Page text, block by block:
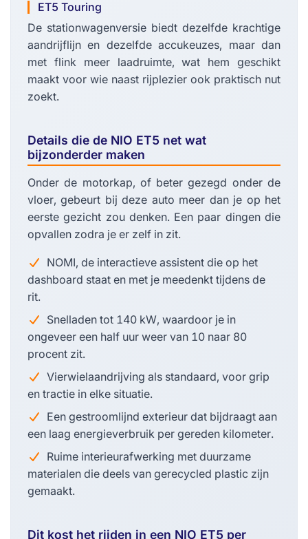
ET5 Touring
De stationwagenversie biedt dezelfde krachtige
aandrijflijn en dezelfde accukeuzes, maar dan
met flink meer laadruimte, wat hem geschikt
maakt voor wie naast rijplezier ook praktisch nut
zoekt.
Details die de NIO ET5 net wat
bijzonderder maken
Onder de motorkap, of beter gezegd onder de
vloer, gebeurt bij deze auto meer dan je op het
eerste gezicht zou denken. Een paar dingen die
opvallen zodra je er zelf in zit.
NOMI, de interactieve assistent die op het
dashboard staat en met je meedenkt tijdens de
rit.
Snelladen tot 140 kW, waardoor je in
ongeveer een half uur weer van 10 naar 80
procent zit.
Vierwielaandrijving als standaard, voor grip
en tractie in elke situatie.
Een gestroomlijnd exterieur dat bijdraagt aan
een laag energieverbruik per gereden kilometer.
Ruime interieurafwerking met duurzame
materialen die deels van gerecycled plastic zijn
gemaakt.
Dit kost het rijden in een NIO ET5 per